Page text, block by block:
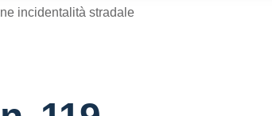
incidentalità stradale